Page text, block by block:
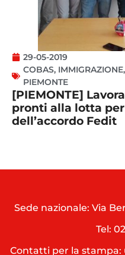
29-05-2019
COBAS, IMMIGRAZIONE,
PIEMONTE
[PIEMONTE]
pronti alla lotta
dell’accordo Fedit
Sede nazionale: Via
Tel:
Contatti per la stampa: